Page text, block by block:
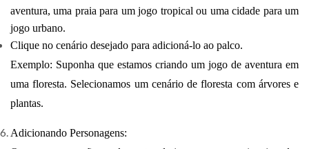
aventura, uma praia para um jogo tropical ou uma cidade para um
jogo urbano.
Clique no cenário desejado para adicioná-lo ao palco.
Exemplo: Suponha que estamos criando um jogo de aventura em
uma floresta. Selecionamos um cenário de floresta com árvores e
plantas.
Adicionando Personagens: